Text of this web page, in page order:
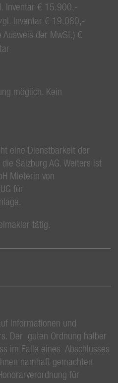
Inventar € 15.900,-
Inventar € 19.080,-
Ausweis der MwSt.) €
möglich. Kein
eine Dienstbarkeit der
Salzburg AG. Weiters ist
Mieterin von
für
tätig.
Informationen und
Der guten Ordnung halber
im Falle eines Abschlusses
namhaft gemachten
für